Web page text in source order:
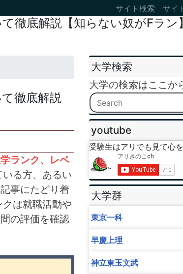
サイト検索 サイ
徹底解説【知らない奴がFラン
徹底解説
ランク、レベ
る方、あるい
事にたどり着
は就職活動や
の評価を確認
大学検索
大学の検索はここか
youtube
受験生はアリでも見て心
大学群
東京一科
早慶上理
神立東玉文武